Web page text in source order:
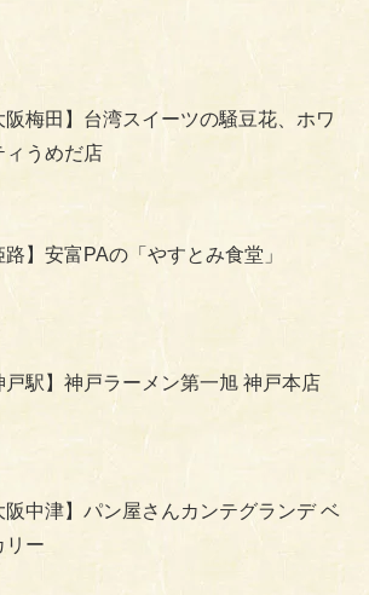
阪梅田】台湾スイーツの騒豆花、ホワ
ィうめだ店
路】安富PAの「やすとみ食堂」
戸駅】神戸ラーメン第一旭 神戸本店
阪中津】パン屋さんカンテグランデ ベ
リー